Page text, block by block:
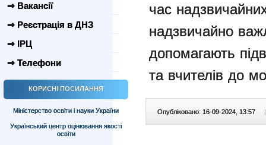
⇒ Вакансії
⇒ Реєстрація в ДНЗ
⇒ ІРЦ
⇒ Телефони
КОРИСНІ ПОСИЛАННЯ
Міністерство освіти і науки України
Український центр оцінювання якості
освіти
час
надзвичайно
допомагають
та вчителів до
Опубліковано: 16-09-2024, 13:57 |